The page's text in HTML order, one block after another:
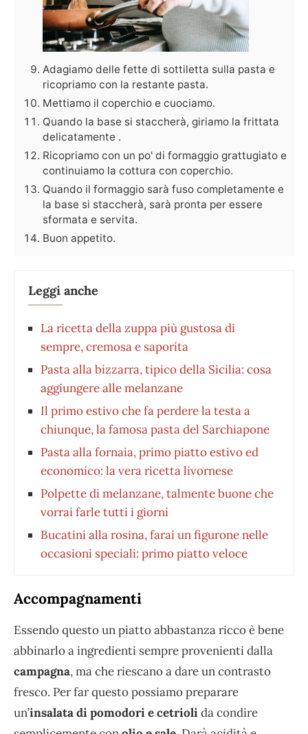
Adagiamo delle fette di sottiletta sulla pasta e
ricopriamo con la restante pasta.
Mettiamo il coperchio e cuociamo.
Quando la base si staccherà, giriamo la frittata
delicatamente .
Ricopriamo con un po' di formaggio grattugiato e
continuiamo la cottura con coperchio.
Quando il formaggio sarà fuso completamente e
la base si staccherà, sarà pronta per essere
sformata e servita.
Buon appetito.
Leggi anche
La ricetta della zuppa più gustosa di
sempre, cremosa e saporita
Pasta alla bizzarra, tipico della Sicilia: cosa
aggiungere alle melanzane
Il primo estivo che fa perdere la testa a
chiunque, la famosa pasta del Sarchiapone
Pasta alla fornaia, primo piatto estivo ed
economico: la vera ricetta livornese
Polpette di melanzane, talmente buone che
vorrai farle tutti i giorni
Bucatini alla rosina, farai un figurone nelle
occasioni speciali: primo piatto veloce
Accompagnamenti
Essendo questo un piatto abbastanza ricco è bene
abbinarlo a ingredienti sempre provenienti dalla
campagna, ma che riescano a dare un contrasto
fresco. Per far questo possiamo preparare
un’insalata di pomodori e cetriolida condire